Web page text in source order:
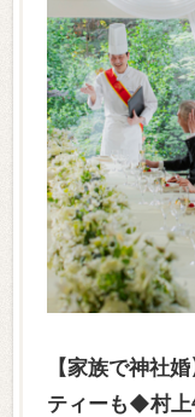
【家族で神社
ティーも◆村上